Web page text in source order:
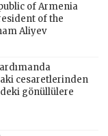
of Armenia
of the
Aliyev
cesaretlerinden
gönüllülere